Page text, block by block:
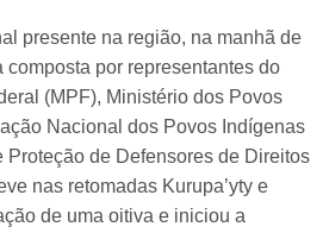
presente na região, na manhã de
por representantes do
(MPF), Ministério dos Povos
Nacional dos Povos Indígenas
Proteção de Defensores de Direitos
nas retomadas Kurupa’yty e
de uma oitiva e iniciou a